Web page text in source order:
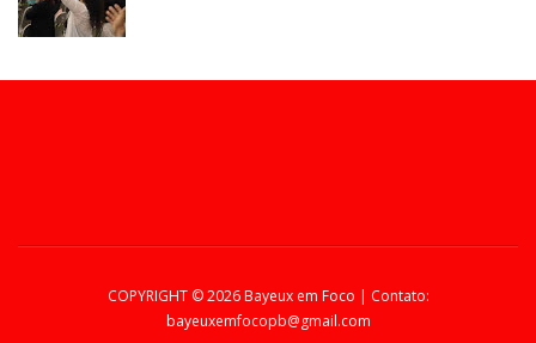
COPYRIGHT ©2026 Bayeux em Foco | Contato:
bayeuxemfocopb@gmail.com